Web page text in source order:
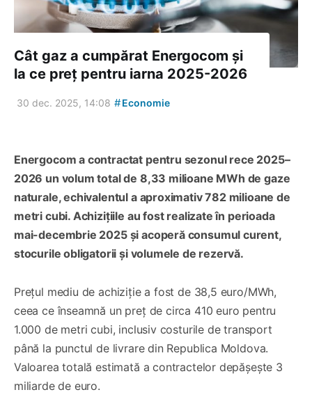
Cât gaz a cumpărat Energocom și
la ce preț pentru iarna 2025-2026
30 dec. 2025, 14:08 #Economie
Energocom a contractat pentru sezonul rece 2025–
2026 un volum total de 8,33 milioane MWh de gaze
naturale, echivalentul a aproximativ 782 milioane de
metri cubi. Achizițiile au fost realizate în perioada
mai-decembrie 2025 și acoperă consumul curent,
stocurile obligatorii și volumele de rezervă.
Prețul mediu de achiziție a fost de 38,5 euro/MWh,
ceea ce înseamnă un preț de circa 410 euro pentru
1.000 de metri cubi, inclusiv costurile de transport
până la punctul de livrare din Republica Moldova.
Valoarea totală estimată a contractelor depășește 3
miliarde de euro.